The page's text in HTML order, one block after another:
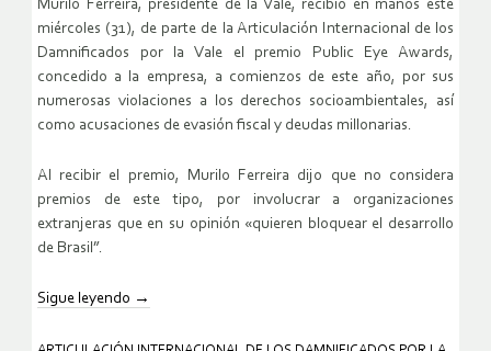
Murilo Ferreira, presidente de la Vale, recibió en manos este
miércoles (31), de parte de la Articulación Internacional de los
Damnificados por la Vale el premio Public Eye Awards,
concedido a la empresa, a comienzos de este año, por sus
numerosas violaciones a los derechos socioambientales, así
como acusaciones de evasión fiscal y deudas millonarias.
Al recibir el premio, Murilo Ferreira dijo que no considera
premios de este tipo, por involucrar a organizaciones
extranjeras que en su opinión «quieren bloquear el desarrollo
de Brasil”.
Sigue leyendo →